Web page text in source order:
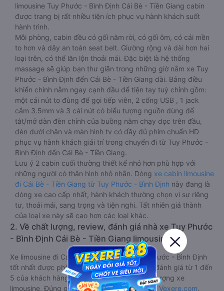
limousine Tuy Phước - Bình Định Cái Bè - Tiền Giang cabin
được trang bị rất nhiều tiện ích phục vụ hành khách suốt
hành trình.
Mỗi phòng, cabin đều có gối nằm rời, có gối ôm, có cái mền
to hơn và dây an toàn seat belt. Giường rộng và dài hơn hai
loại trên, có thể lăn lộn thoải mái. Đặc biệt là hệ thống
massage sẽ giúp bạn thư giãn trong những giờ nằm xe Tuy
Phước - Bình Định đến Cái Bè - Tiền Giang dài. Bảng điều
khiển chính nằm ngay cạnh đầu để tiện tay tuỳ chỉnh gồm:
một cái nút to đùng để gọi tiếp viên, 2 cổng USB , 1 jack
cắm 3.5mm và 3 cái nút có biểu tượng nguồn dùng để
tắt/mở dàn đèn chính của buồng nằm chạy dọc trên đầu,
đèn dưới chân và màn hình tv có đầy đủ phim chuẩn HD
phục vụ hành khách giải trí trong chuyến đi từ Tuy Phước -
Bình Định đến Cái Bè - Tiền Giang.
Lưu ý 2 cabin cuối thường thiết kế nhỏ hơn phù hợp với
những người có thân hình nhỏ nhắn. Dòng xe cabin limousine
đi Cái Bè - Tiền Giang từ Tuy Phước - Bình Định này đang là
dòng xe cao cấp nhất, hành khách thường chọn vì sự riêng
tư, thoải mái, sang trọng và tiện nghi. Tất nhiên giá thành
của loại xe này sẽ cao hơn các loại khác.
2. Về chất lượng, review, đánh giá nhà xe Tuy Phước
- Bình Định Cái Bè - Tiền Giang limousine
Xe limousine đi Cái Bè - Tiền Giang từ Tuy Phước - Bình Định
tốt nhất được phân loại chất lượng dựa trên đánh giá từ 1 đến
5 của khách hàng với các tiêu chí như: Chất lượng xe
limousine, Đúng giờ, Chất lượng phục vụ trên Vexere.com.